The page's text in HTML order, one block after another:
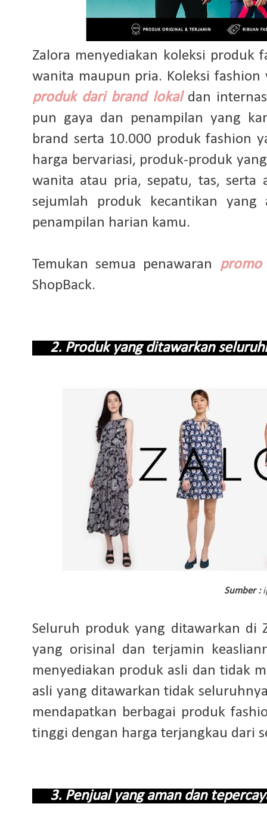
Zalora menyediakan koleksi produk
wanita maupun pria. Koleksi
produk dari brand lokaldan
pun gaya dan penampilan yang
brand serta 10.000 produk fashion
harga bervariasi, produk-produk
wanita atau pria, sepatu, tas, serta
sejumlah produk kecantikan yang
penampilan harian kamu.
Temukan semua penawaran promo
ShopBack.
2. Produk yang ditawarkan
Sumber :
Seluruh produk yang ditawarkan di
yang orisinal dan terjamin
menyediakan produk asli dan tidak
asli yang ditawarkan tidak
mendapatkan berbagai produk
tinggi dengan harga terjangkau dari
3. Penjual yang aman dan